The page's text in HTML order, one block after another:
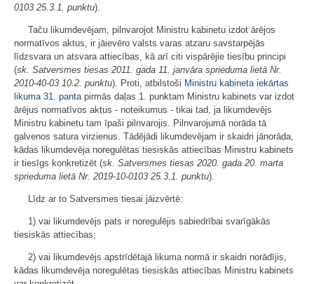
0103 25.3.1. punktu).
Taču likumdevējam, pilnvarojot Ministru kabinetu izdot ārējos
normatīvos aktus, ir jāievēro valsts varas atzaru savstarpējās
līdzsvara un atsvara attiecības, kā arī citi vispārējie tiesību principi
(sk. Satversmes tiesas 2011. gada 11. janvāra sprieduma lietā Nr.
2010-40-03 10.2. punktu). Proti, atbilstoši Ministru kabineta iekārtas
likuma 31. panta pirmās daļas 1. punktam Ministru kabinets var izdot
ārējus normatīvos aktus - noteikumus - tikai tad, ja likumdevējs
Ministru kabinetu tam īpaši pilnvarojis. Pilnvarojumā norāda tā
galvenos satura virzienus. Tādējādi likumdevējam ir skaidri jānorāda,
kādas likumdevēja noregulētas tiesiskās attiecības Ministru kabinets
ir tiesīgs konkretizēt (sk. Satversmes tiesas 2020. gada 20. marta
sprieduma lietā Nr. 2019-10-0103 25.3.1. punktu).
Līdz ar to Satversmes tiesai jāizvērtē:
1) vai likumdevējs pats ir noregulējis sabiedrībai svarīgākās
tiesiskās attiecības;
2) vai likumdevējs apstrīdētajā likuma normā ir skaidri norādījis,
kādas likumdevēja noregulētas tiesiskās attiecības Ministru kabinets